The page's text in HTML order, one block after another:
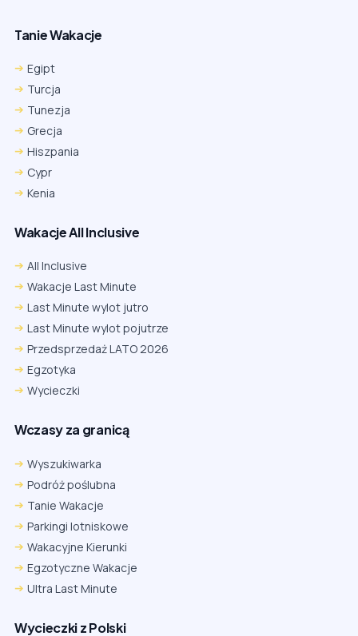
Tanie Wakacje
Egipt
Turcja
Tunezja
Grecja
Hiszpania
Cypr
Kenia
Wakacje All Inclusive
All Inclusive
Wakacje Last Minute
Last Minute wylot jutro
Last Minute wylot pojutrze
Przedsprzedaż LATO 2026
Egzotyka
Wycieczki
Wczasy za granicą
Wyszukiwarka
Podróż poślubna
Tanie Wakacje
Parkingi lotniskowe
Wakacyjne Kierunki
Egzotyczne Wakacje
Ultra Last Minute
Wycieczki z Polski